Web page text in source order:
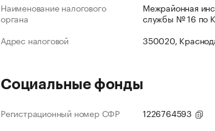
Наименование налогового
органа
Межрайонная
службы № 16 по
Адрес налоговой
350020,
Социальные фонды
Регистрационный номер СФР 1226764593